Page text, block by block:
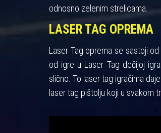
odnosno zelenim strelicama.
LASER TAG OPREMA
Laser Tag oprema se sastoji
od igre u Laser Tag dečijoj
slično. To laser tag igračima
laser tag pištolju koji u svakom